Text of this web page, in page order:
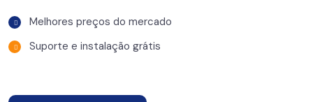
Melhores preços do mercado
Suporte e instalação grátis